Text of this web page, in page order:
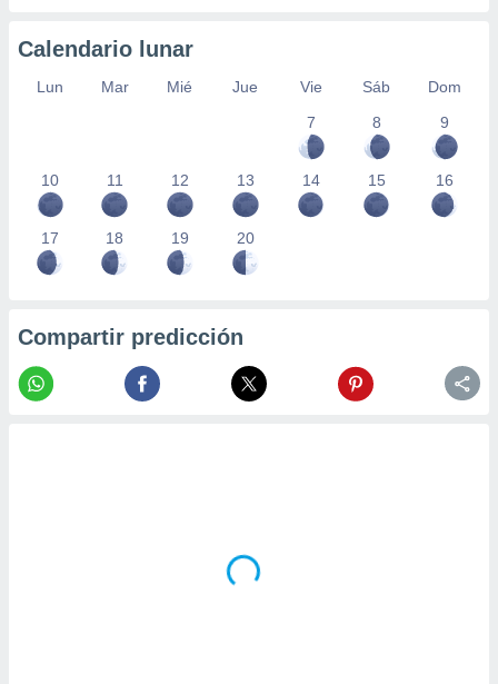
Calendario lunar
Lun Mar Mié Jue Vie Sáb
Dom
7
8 9
10 11 12 13 14 15 16
17 18 19 20
Compartir predicción